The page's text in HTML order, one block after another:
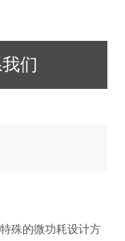
们
殊的微功耗设计方